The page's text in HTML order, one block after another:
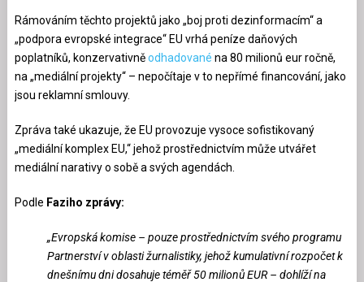
Rámováním těchto projektů jako „boj proti dezinformacím“ a
„podpora evropské integrace“ EU vrhá peníze daňových
poplatníků, konzervativněodhadované na 80 milionů eur ročně,
na „mediální projekty“ – nepočítaje v to nepřímé financování, jako
jsou reklamní smlouvy.
Zpráva také ukazuje, že EU provozuje vysoce sofistikovaný
„mediální komplex EU,“ jehož prostřednictvím může utvářet
mediální narativy o sobě a svých agendách.
Podle Faziho zprávy:
„Evropská komise – pouze prostřednictvím svého programu
Partnerství v oblasti žurnalistiky, jehož kumulativní rozpočet k
dnešnímu dni dosahuje téměř 50 milionů EUR – dohlíží na